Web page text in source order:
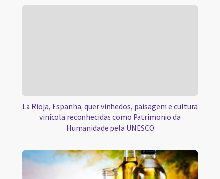
La Rioja, Espanha, quer vinhedos, paisagem e cultura
vinícola reconhecidas como Patrimonio da
Humanidade pela UNESCO